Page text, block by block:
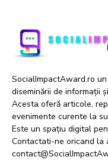
SocialImpactAward.ro
diseminării de informații
Acesta oferă articole,
evenimente curente la
Este un spațiu digital
Contactati-ne oricand la